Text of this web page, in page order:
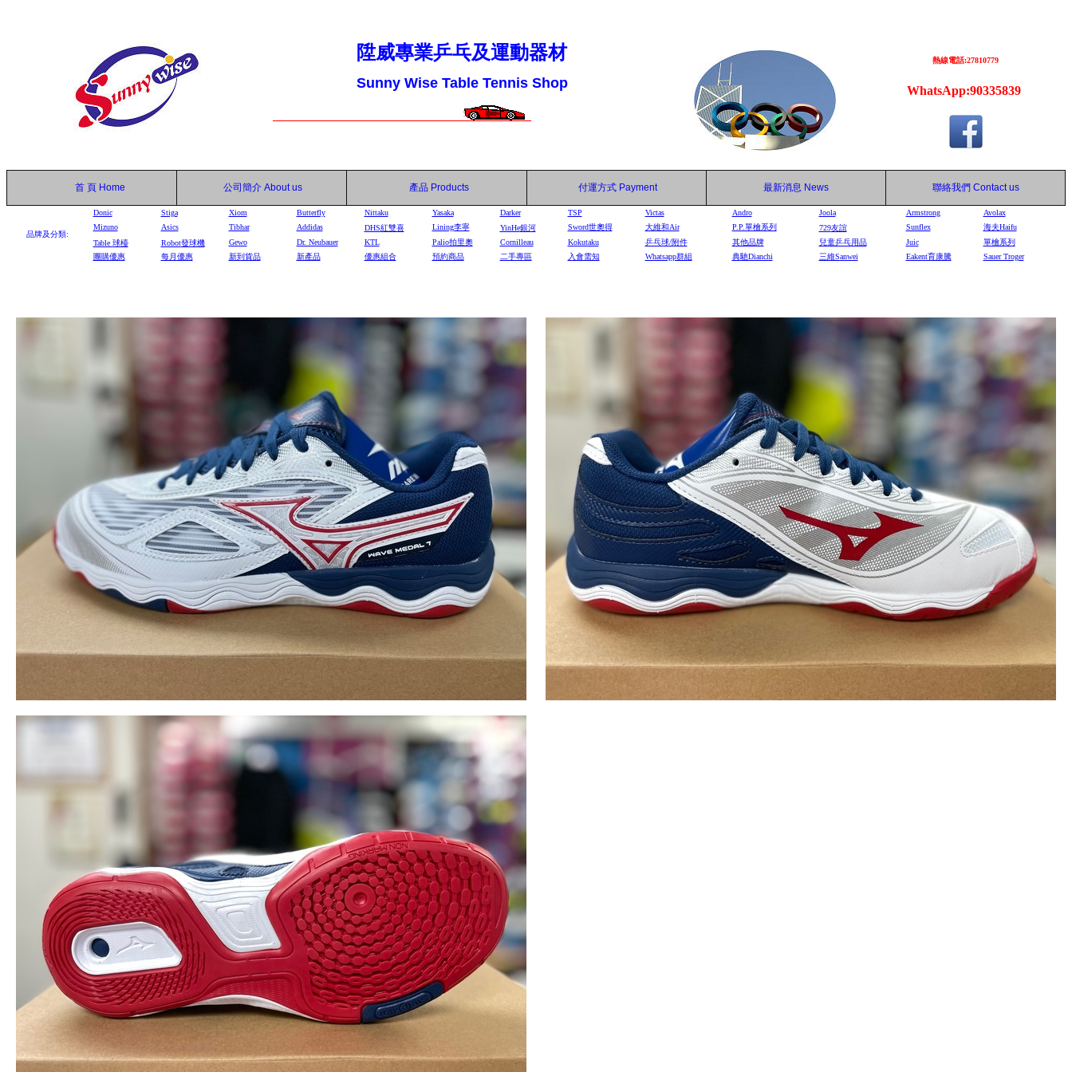
陞威專業乒乓及運動器材
Sunny Wise Table Tennis Shop
熱線電話:27810779
WhatsApp:90335839
首 頁 Home 公司簡介 About us 產品 Products 付運方式 Payment 最新消息 News 聯絡我們 Contact us
品牌及分類:
Donic Stiga Xiom Butterfly Nittaku Yasaka Darker TSP Victas Andro Joola Armstrong
Avolax
Mizuno
Asics Tibhar Addidas DHS紅雙喜 Lining李寧 YinHe銀河 Sword世奧得 大維和Air P.P.單檜系列 729友誼 Sunflex
海夫Haifu
Table 球檯 Robot發球機 Gewo Dr. Neubauer KTL Palio拍里奧 Cornilleau Kokutaku 乒乓球/附件 其他品牌 兒童乒乓用品 Juic
單檜系列
團購優惠
每月優惠 新到貨品 新產品 優惠組合 預約商品 二手專區 入會需知 Whatsapp群組 典馳Dianchi 三維Sanwei Eakent育康騰 Sauer Troger